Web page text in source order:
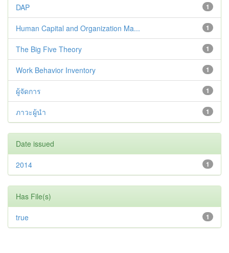
1
DAP
1
Human Capital and Organization Ma...
1
The Big Five Theory
1
Work Behavior Inventory
1
ผู้จัดการ
1
ภาวะผู้นำ
Date issued
1
2014
Has File(s)
1
true